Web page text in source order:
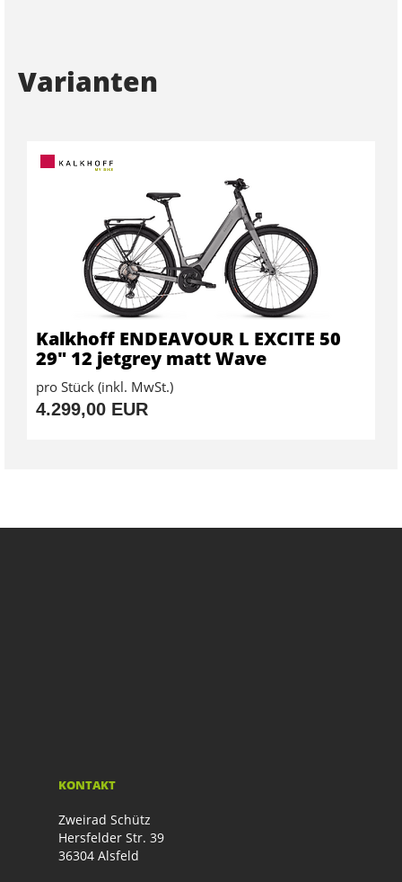
Varianten
Kalkhoff ENDEAVOUR L EXCITE 50
29" 12 jetgrey matt Wave
pro Stück (inkl. MwSt.)
4.299,00 EUR
KONTAKT
Zweirad Schütz
Hersfelder Str. 39
36304 Alsfeld